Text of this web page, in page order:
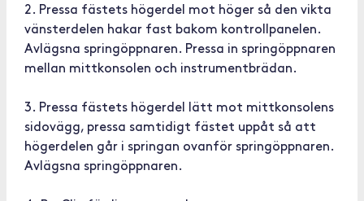
2. Pressa fästets högerdel mot höger så den vikta
vänsterdelen hakar fast bakom kontrollpanelen.
Avlägsna springöppnaren. Pressa in springöppnaren
mellan mittkonsolen och instrumentbrädan.
3. Pressa fästets högerdel lätt mot mittkonsolens
sidovägg, pressa samtidigt fästet uppåt så att
högerdelen går i springan ovanför springöppnaren.
Avlägsna springöppnaren.